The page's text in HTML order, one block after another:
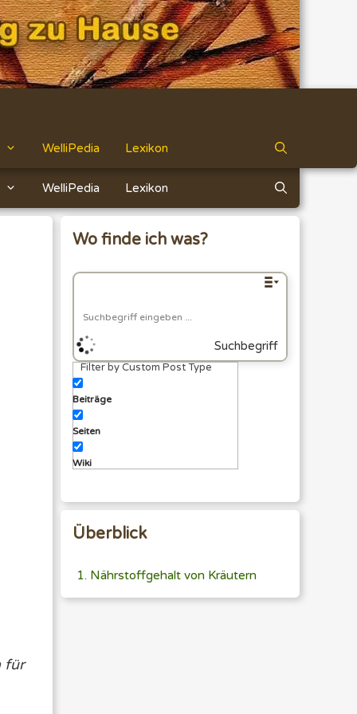
WelliPedia Lexikon
WelliPedia Lexikon
für
Wo finde ich was?
Suchbegriff
Filter by Custom Post Type
Beiträge
Seiten
Wiki
Überblick
Nährstoffgehalt von Kräutern